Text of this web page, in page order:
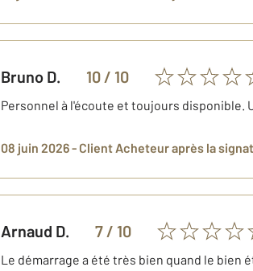
Bruno D. 10 / 10
Personnel à l'écoute et toujours disponible.
08 juin 2026 - Client Acheteuraprès la
Arnaud D. 7 / 10
Le démarrage a été très bien quand le bien